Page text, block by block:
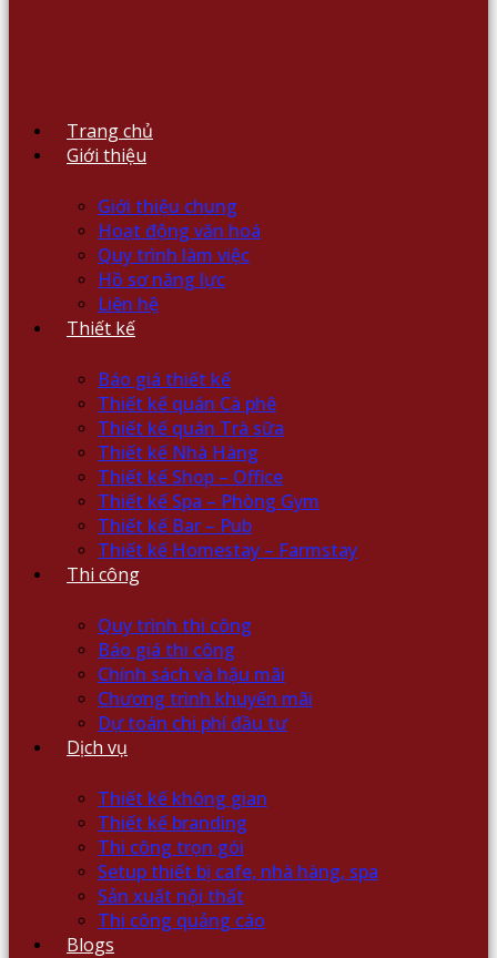
Trang chủ
Giới thiệu
Giới thiệu chung
Hoạt động văn hoá
Quy trình làm việc
Hồ sơ năng lực
Liên hệ
Thiết kế
Báo giá thiết kế
Thiết kế quán Cà phê
Thiết kế quán Trà sữa
Thiết kế Nhà Hàng
Thiết kế Shop – Office
Thiết kế Spa – Phòng Gym
Thiết kế Bar – Pub
Thiết kế Homestay – Farmstay
Thi công
Quy trình thi công
Báo giá thi công
Chính sách và hậu mãi
Chương trình khuyến mãi
Dự toán chi phí đầu tư
Dịch vụ
Thiết kế không gian
Thiết kế branding
Thi công trọn gói
Setup thiết bị cafe, nhà hàng, spa
Sản xuất nội thất
Thi công quảng cáo
Blogs